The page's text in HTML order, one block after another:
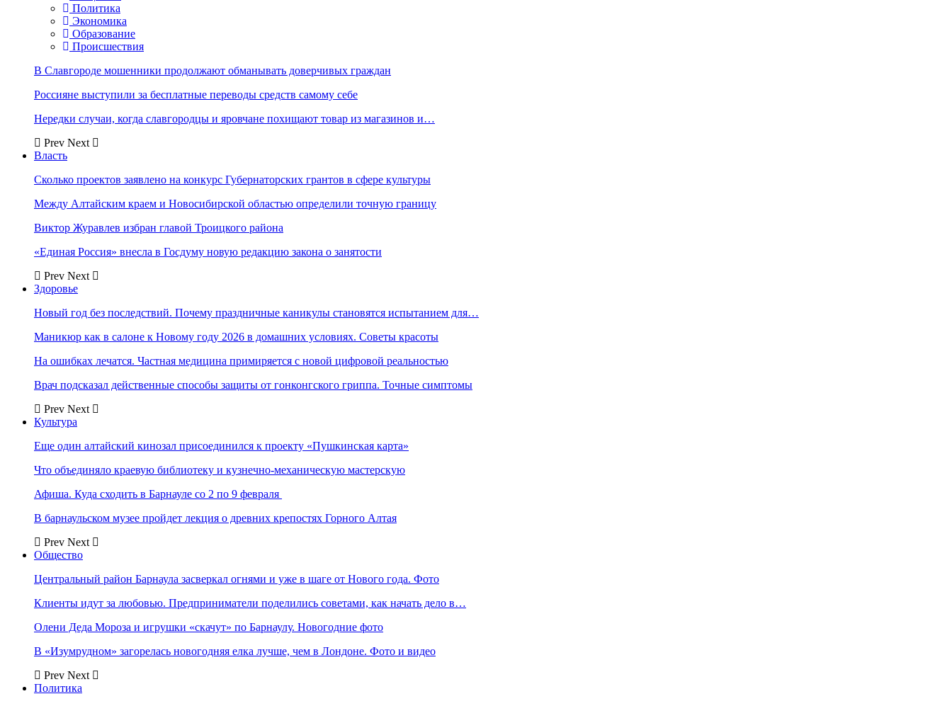
Политика
Экономика
Образование
Происшествия
В Славгороде мошенники продолжают обманывать доверчивых граждан
Россияне выступили за бесплатные переводы средств самому себе
Нередки случаи, когда славгородцы и яровчане похищают товар из магазинов и…
Prev Next
Власть
Сколько проектов заявлено на конкурс Губернаторских грантов в сфере культуры
Между Алтайским краем и Новосибирской областью определили точную границу
Виктор Журавлев избран главой Троицкого района
«Единая Россия» внесла в Госдуму новую редакцию закона о занятости
Prev Next
Здоровье
Новый год без последствий. Почему праздничные каникулы становятся испытанием для…
Маникюр как в салоне к Новому году 2026 в домашних условиях. Советы красоты
На ошибках лечатся. Частная медицина примиряется с новой цифровой реальностью
Врач подсказал действенные способы защиты от гонконгского гриппа. Точные симптомы
Prev Next
Культура
Еще один алтайский кинозал присоединился к проекту «Пушкинская карта»
Что объединяло краевую библиотеку и кузнечно-механическую мастерскую
Афиша. Куда сходить в Барнауле со 2 по 9 февраля
В барнаульском музее пройдет лекция о древних крепостях Горного Алтая
Prev Next
Общество
Центральный район Барнаула засверкал огнями и уже в шаге от Нового года. Фото
Клиенты идут за любовью. Предприниматели поделились советами, как начать дело в…
Олени Деда Мороза и игрушки «скачут» по Барнаулу. Новогодние фото
В «Изумрудном» загорелась новогодняя елка лучше, чем в Лондоне. Фото и видео
Prev Next
Политика